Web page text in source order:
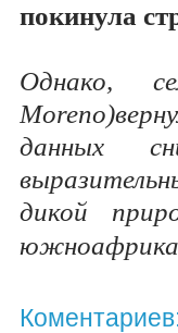
покинула
Однако,
данных
дикой